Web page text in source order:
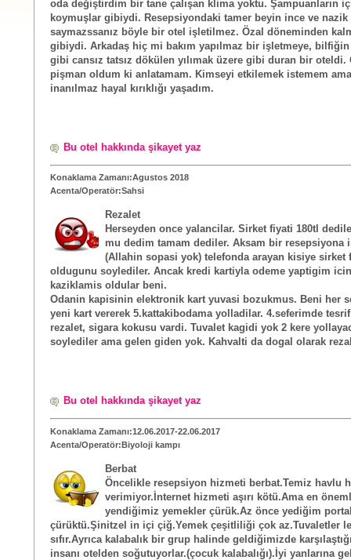
oda değiştirdim bir tane çalışan klima yoktu. Şampuanların
koymuşlar gibiydi. Resepsiyondaki tamer beyin ince ve nazik
saymazssanız böyle bir otel işletilmez. Özal döneminden
gibiydi. Arkadaş hiç mi bakım yapılmaz bir işletmeye,
gibi cansız tatsız dökülen yılımak üzere gibi duran bir oteldi.
pişman oldum ki anlatamam. Kimseyi etkilemek istemem
inanılmaz hayal kırıklığı yaşadım.
Bu otel hakkında şikayet yaz
Konaklama Zamanı:Agustos 2018
Acenta/Operatör:Sahsi
Rezalet
Herseyden once yalancilar. Sirket fiyati 180tl
mu dedim tamam dediler. Aksam bir resepsiyona
(Allahin sopasi yok) telefonda arayan kisiye sirket
oldugunu soylediler. Ancak kredi kartiyla odeme yaptigim
kaziklamis oldular beni.
Odanin kapisinin elektronik kart yuvasi bozukmus. Beni her
yeni kart vererek 5.kattakibodama yolladilar. 4.seferimde
rezalet, sigara kokusu vardi. Tuvalet kagidi yok 2 kere
soylediler ama gelen giden yok. Kahvalti da dogal olarak
Bu otel hakkında şikayet yaz
Konaklama Zamanı:12.06.2017-22.06.2017
Acenta/Operatör:Biyoloji kampı
Berbat
Öncelikle resepsiyon hizmeti berbat.Temiz havlu
verimiyor.İnternet hizmeti aşırı kötü.Ama en
yendiğimiz yemekler çürük.Az önce yediğim
çürüktü.Şinitzel in içi çiğ.Yemek çeşitliliği çok az.Tuvaletler
sıfır.Ayrıca kalabalık bir grup halinde geldiğimizde
insanı otelden soğutuyorlar.(çocuk kalabalığı).İyi yanlarına